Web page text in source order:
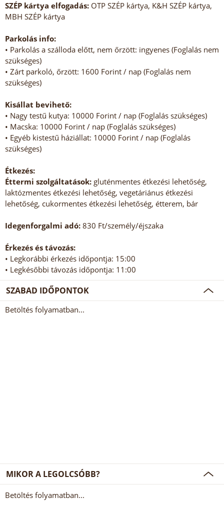
SZÉP kártya elfogadás: OTP SZÉP kártya, K&H SZÉP kártya,
MBH SZÉP kártya
Parkolás info:
• Parkolás a szálloda előtt, nem őrzött: ingyenes (Foglalás nem
szükséges)
• Zárt parkoló, őrzött: 1600 Forint / nap (Foglalás nem
szükséges)
Kisállat bevihető:
• Nagy testű kutya: 10000 Forint / nap (Foglalás szükséges)
• Macska: 10000 Forint / nap (Foglalás szükséges)
• Egyéb kistestű háziállat: 10000 Forint / nap (Foglalás
szükséges)
Étkezés:
Éttermi szolgáltatások: gluténmentes étkezési lehetőség,
laktózmentes étkezési lehetőség, vegetáriánus étkezési
lehetőség, cukormentes étkezési lehetőség, étterem, bár
Idegenforgalmi adó: 830 Ft/személy/éjszaka
Érkezés és távozás:
• Legkorábbi érkezés időpontja: 15:00
• Legkésőbbi távozás időpontja: 11:00
SZABAD IDŐPONTOK
Betöltés folyamatban...
MIKOR A LEGOLCSÓBB?
Betöltés folyamatban...